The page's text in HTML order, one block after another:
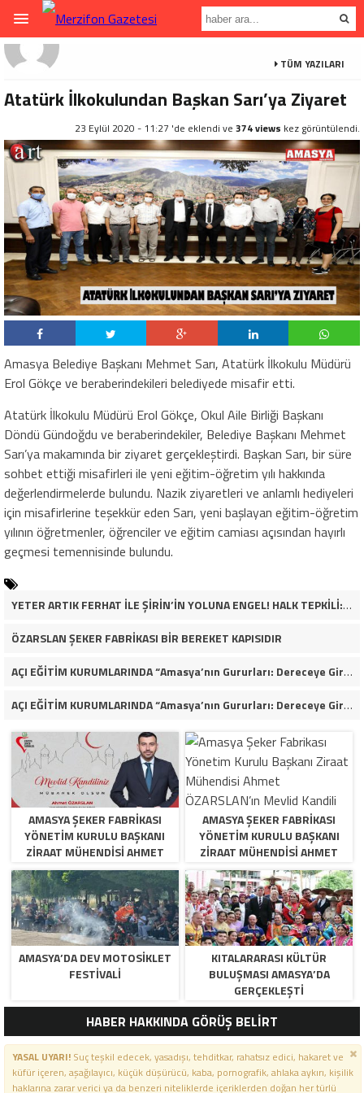
TÜM YAZILARI
Atatürk İlkokulundan Başkan Sarı’ya Ziyaret
23 Eylül 2020 - 11:27 'de eklendi ve 374 views kez görüntülendi.
Amasya Belediye Başkanı Mehmet Sarı, Atatürk İlkokulu Müdürü
Erol Gökçe ve beraberindekileri belediyede misafir etti.
Atatürk İlkokulu Müdürü Erol Gökçe, Okul Aile Birliği Başkanı
Döndü Gündoğdu ve beraberindekiler, Belediye Başkanı Mehmet
Sarı’ya makamında bir ziyaret gerçekleştirdi. Başkan Sarı, bir süre
sohbet ettiği misafirleri ile yeni eğitim-öğretim yılı hakkında
değerlendirmelerde bulundu. Nazik ziyaretleri ve anlamlı hediyeleri
için misafirlerine teşekkür eden Sarı, yeni başlayan eğitim-öğretim
yılının öğretmenler, öğrenciler ve eğitim camiası açısından hayırlı
geçmesi temennisinde bulundu.
YETER ARTIK FERHAT İLE ŞİRİN’İN YOLUNA ENGEL! HALK TEPKİLİ: “YOLU KAPATMAK ÇÖZÜM DEĞİL, GÖREVİNİ YAP!”
ÖZARSLAN ŞEKER FABRİKASI BİR BEREKET KAPISIDIR
AÇI EĞİTİM KURUMLARINDA “Amasya’nın Gururları: Dereceye Giren Öğrenciler İçin Anlamlı Tören”
AÇI EĞİTİM KURUMLARINDA “Amasya’nın Gururları: Dereceye Giren Öğrenciler İçin Anlamlı Tören”
AMASYA ŞEKER FABRIKASI
YÖNETIM KURULU BAŞKANI
ZIRAAT MÜHENDISI AHMET
ÖZARSLAN’IN MEVLID KANDILI
MESAJI
AMASYA ŞEKER FABRIKASI
YÖNETIM KURULU BAŞKANI
ZIRAAT MÜHENDISI AHMET
ÖZARSLAN’IN MEVLID KANDILI
MESAJI
AMASYA’DA DEV MOTOSIKLET
FESTIVALI
KITALARARASI KÜLTÜR
BULUŞMASI AMASYA’DA
GERÇEKLEŞTI
HABER HAKKINDA GÖRÜŞ BELİRT
YASAL UYARI!Suç teşkil edecek, yasadışı, tehditkar, rahatsız edici, hakaret ve
küfür içeren, aşağılayıcı, küçük düşürücü, kaba, pornografik, ahlaka aykırı, kişilik
haklarına zarar verici ya da benzeri niteliklerde içeriklerden doğan her türlü